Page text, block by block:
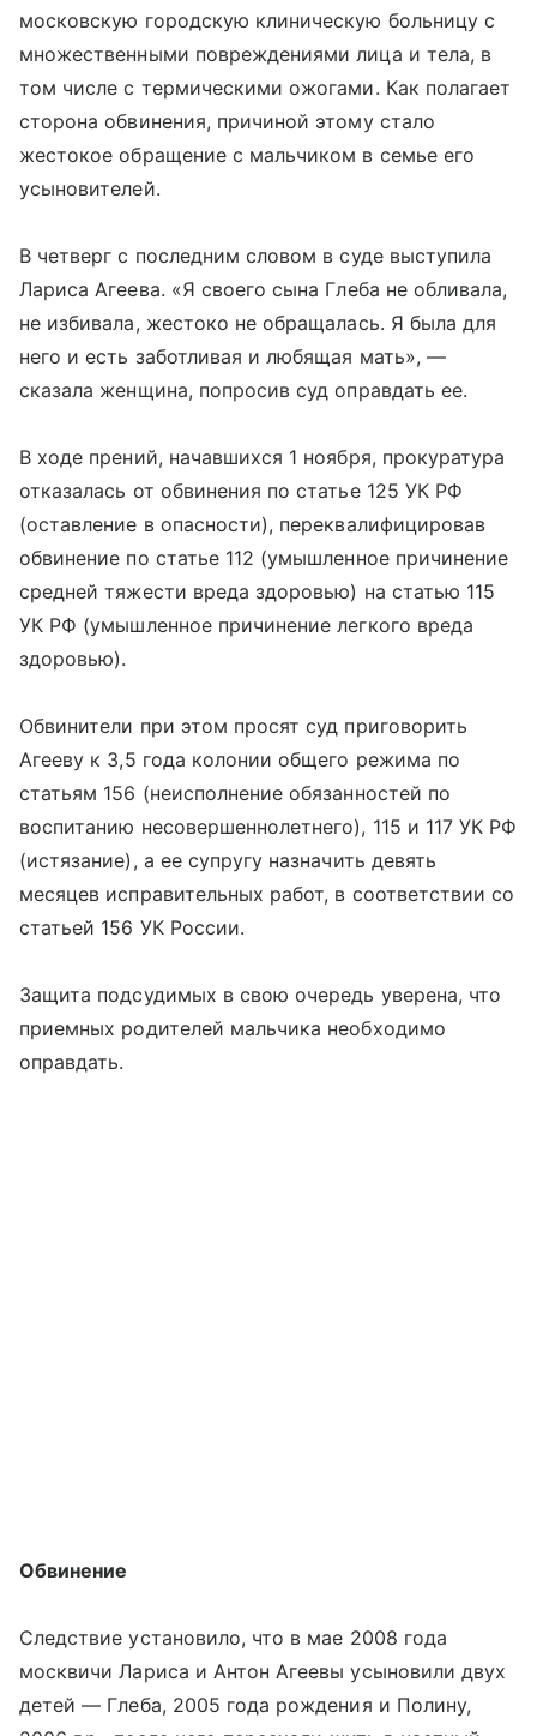
московскую городскую клиническую больницу с
множественными повреждениями лица и тела, в
том числе с термическими ожогами. Как полагает
сторона обвинения, причиной этому стало
жестокое обращение с мальчиком в семье его
усыновителей.
В четверг с последним словом в суде выступила
Лариса Агеева. «Я своего сына Глеба не обливала,
не избивала, жестоко не обращалась. Я была для
него и есть заботливая и любящая мать», —
сказала женщина, попросив суд оправдать ее.
В ходе прений, начавшихся 1 ноября, прокуратура
отказалась от обвинения по статье 125 УК РФ
(оставление в опасности), переквалифицировав
обвинение по статье 112 (умышленное причинение
средней тяжести вреда здоровью) на статью 115
УК РФ (умышленное причинение легкого вреда
здоровью).
Обвинители при этом просят суд приговорить
Агееву к 3,5 года колонии общего режима по
статьям 156 (неисполнение обязанностей по
воспитанию несовершеннолетнего), 115 и 117 УК РФ
(истязание), а ее супругу назначить девять
месяцев исправительных работ, в соответствии со
статьей 156 УК России.
Защита подсудимых в свою очередь уверена, что
приемных родителей мальчика необходимо
оправдать.
Обвинение
Следствие установило, что в мае 2008 года
москвичи Лариса и Антон Агеевы усыновили двух
детей — Глеба, 2005 года рождения и Полину,